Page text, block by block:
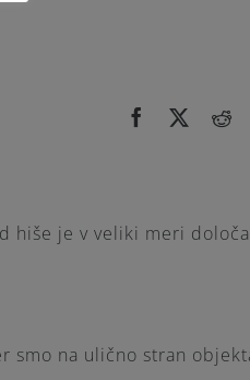
hiše je v veliki meri
smo na ulično stran